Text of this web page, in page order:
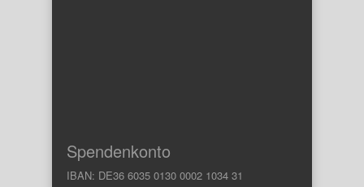
Spendenkonto
IBAN: DE36 6035 0130 0002 1034 31